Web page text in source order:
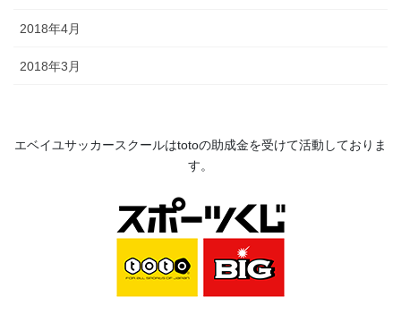
2018年4月
2018年3月
エベイユサッカースクールはtotoの助成金を受けて活動してお りま
す。